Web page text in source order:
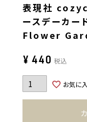
表現社
ースデーカー
Flower
¥ 440 税込
お気に